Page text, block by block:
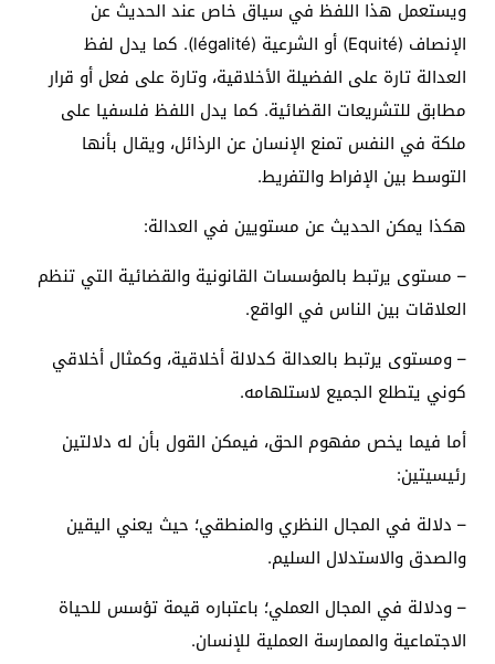
ويستعمل هذا اللفظ في سياق خاص عند الحديث عن
الإنصاف Equité)) أو الشرعية légalité)). كما يدل لفظ
العدالة تارة على الفضيلة الأخلاقية، وتارة على فعل أو قرار
مطابق للتشريعات القضائية. كما يدل اللفظ فلسفيا على
ملكة في النفس تمنع الإنسان عن الرذائل، ويقال بأنها
التوسط بين الإفراط والتفريط.
هكذا يمكن الحديث عن مستويين في العدالة:
– مستوى يرتبط بالمؤسسات القانونية والقضائية التي تنظم
العلاقات بين الناس في الواقع.
– ومستوى يرتبط بالعدالة كدلالة أخلاقية، وكمثال أخلاقي
كوني يتطلع الجميع لاستلهامه.
أما فيما يخص مفهوم الحق، فيمكن القول بأن له دلالتين
رئيسيتين:
– دلالة في المجال النظري والمنطقي؛ حيث يعني اليقين
والصدق والاستدلال السليم.
– ودلالة في المجال العملي؛ باعتباره قيمة تؤسس للحياة
الاجتماعية والممارسة العملية للإنسان.